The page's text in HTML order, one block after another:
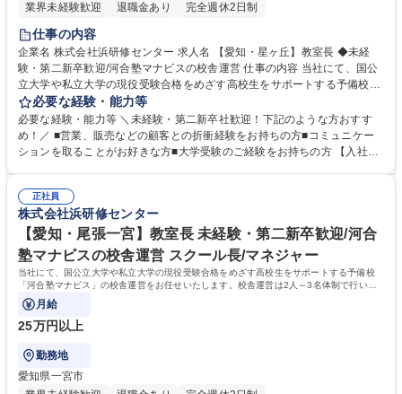
業界未経験歓迎
退職金あり 完全週休2日制
仕事の内容
企業名 株式会社浜研修センター 求人名 【愛知・星ヶ丘】教室長 ◆未経
験・第二新卒歓迎/河合塾マナビスの校舎運営 仕事の内容 当社にて、国公
立大学や私立大学の現役受験合格をめざす高校生をサポートする予備校
「河合塾マナビス」の校舎運営をお任せいたします。校舎運営は2人～3名
体制で行いますので未経験の方もご安心ください。 【具体的に】■生徒の
サポート ■アシスタントアドバイザー（大学生アルバイト）のマネジメン
ト ■入塾相談 ■予算・収支管理 ■集客・戦略立案と実行 【運営】生徒数は
バイザーが校舎を担当します。※講師ではないため、授業を担当する必要
はありません。 募集職種 【愛知・星ヶ丘】教室長 ◆未経験・第二新卒歓
迎/河合塾マナビスの校舎運営
必要な経験・能力等
必要な経験・能力等 ＼未経験・第二新卒社歓迎！下記のような方おすす
め！／ ■営業、販売などの顧客との折衝経験をお持ちの方■コミュニケー
ションを取ることがお好きな方■大学受験のご経験をお持ちの方 【入社後
を経験しつつ、流れを把握。配属後も、本部から研修を受けられるので安
心です。研修が充実しており、校舎長→ブロック長と順調にステップアッ
プも可能！教育に携わり続けながら働き方を改善したい方におすすめで
す！ 学歴・資格 学歴：大学院 大学 語学力： 資格：
正社員
株式会社浜研修センター
【愛知・尾張一宮】教室長 未経験・第二新卒歓迎/河合
塾マナビスの校舎運営 スクール長/マネジャー
当社にて、国公立大学や私立大学の現役受験合格をめざす高校生をサポートする予備校
「河合塾マナビス」の校舎運営をお任せいたします。校舎運営は2人～3名体制で行いま
すので未経験の方もご安心ください。
月給
25万円以上
勤務地
愛知県一宮市